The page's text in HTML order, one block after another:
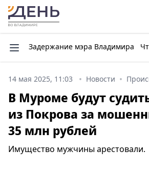
Задержание мэра Владимира
14 мая 2025, 11:03 Новости
В Муроме будут
из Покрова за
35 млн рублей
Имущество мужчины арестовали.